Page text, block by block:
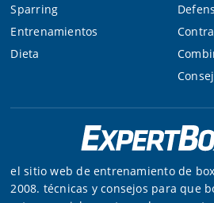
Sparring
Entrenamientos
Dieta
el sitio web de entrenamiento de
2008. técnicas y consejos para que